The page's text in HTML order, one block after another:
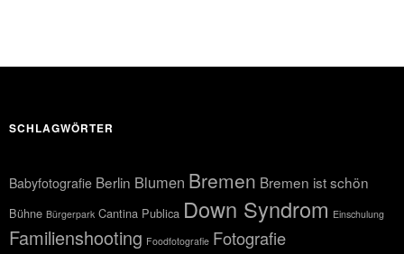
SCHLAGWÖRTER
Babyfotografie Berlin Blumen Bremen Bremen ist schön
Bühne Bürgerpark Cantina Publica Down Syndrom Einschulung
Familienshooting Foodfotografie Fotografie